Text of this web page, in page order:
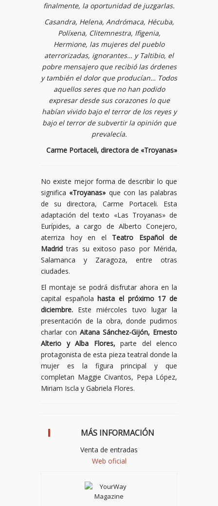
finalmente, la oportunidad de juzgarlas.
Casandra, Helena, Andrómaca, Hécuba,
Políxena, Clitemnestra, Ifigenia,
Hermione, las mujeres del pueblo
aterrorizadas, ignorantes… y Taltibio, el
pobre mensajero que recibió las órdenes
y también el dolor que producían… Todos
aquellos seres que no han podido
expresar desde sus corazones lo que
habían vivido bajo el terror de los reyes y
bajo el terror de subvertir la opinión que
prevalecía.
Carme Portaceli, directora de «Troyanas»
No existe mejor forma de describir lo que
significa «Troyanas» que con las palabras
de su directora, Carme Portaceli. Esta
adaptación del texto «Las Troyanas» de
Eurípides, a cargo de Alberto Conejero,
aterriza hoy en el Teatro Español de
Madrid tras su exitoso paso por Mérida,
Salamanca y Zaragoza, entre otras
ciudades.
El montaje se podrá disfrutar ahora en la
capital española hasta el próximo 17 de
diciembre. Este miércoles tuvo lugar la
presentación de la obra, donde pudimos
charlar con Aitana Sánchez-Gijón, Ernesto
Alterio y Alba Flores, parte del elenco
protagonista de esta pieza teatral donde la
mujer es la figura principal y que
completan Maggie Civantos, Pepa López,
Miriam Iscla y Gabriela Flores.
MÁS INFORMACIÓN
Venta de entradas
Web oficial